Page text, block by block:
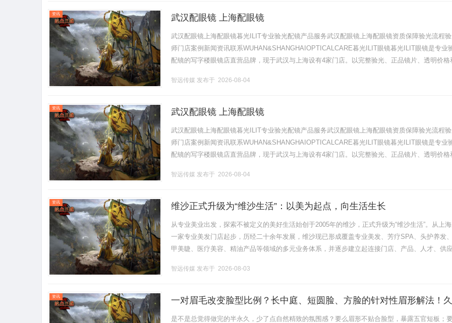
资讯 武汉配眼镜 上海配眼镜
武汉配眼镜上海配眼镜暮光ILIT专业验光配镜产品服务武汉配眼镜上海配眼镜资质保障验光流程
师门店案例新闻资讯联系WUHAN&SHANGHAIOPTICALCARE暮光ILIT眼镜暮光ILIT眼镜是专业
配镜的写字楼眼镜店直营品牌，现于武汉与上海设有4家门店。以完整验光、正品镜片、透明价格
智远传媒 发布于 2026-08-04
资讯 武汉配眼镜 上海配眼镜
武汉配眼镜上海配眼镜暮光ILIT专业验光配镜产品服务武汉配眼镜上海配眼镜资质保障验光流程
师门店案例新闻资讯联系WUHAN&SHANGHAIOPTICALCARE暮光ILIT眼镜暮光ILIT眼镜是专业
配镜的写字楼眼镜店直营品牌，现于武汉与上海设有4家门店。以完整验光、正品镜片、透明价格
智远传媒 发布于 2026-08-04
资讯 维沙正式升级为“维沙生活”：以美为起点，向生活生长
从专业美业出发，探索不被定义的美好生活始创于2005年的维沙，正式升级为“维沙生活”。从上
一家专业美发门店起步，历经二十余年发展，维沙现已形成覆盖专业美发、芳疗SPA、头护养发
甲美睫、医疗美容、精油产品等领域的多元业务体系，并逐步建立起连接门店、产品、人才、供
沙”到.........
智远传媒 发布于 2026-08-03
资讯
一对眉毛改变脸型比例？长中庭、短圆脸、方脸的针对性眉形解法！
帮您"自带妆感"的原生脸
是不是总觉得做完的半永久，少了点自然精致的氛围感？要么眉形不贴合脸型，暴露五官短板；